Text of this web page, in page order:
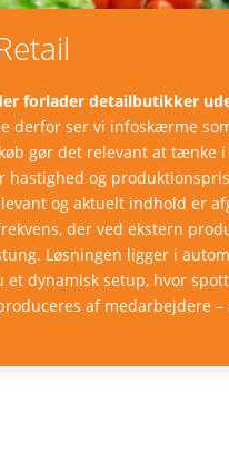
forlader detailbutikker
derfor ser vi infoskærme
gør det relevant at tænke
hastighed og
og aktuelt indhold er
der ved ekstern
Løsningen ligger i
et dynamisk setup, hvor
af medarbejdere